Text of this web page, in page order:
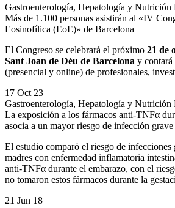
Gastroenterología, Hepatología y Nutrición
Más de 1.100 personas asistirán al «IV
Eosinofílica (EoE)» de Barcelona
El Congreso se celebrará el próximo 21 de
Sant Joan de Déu de Barcelona y
(presencial y online) de profesionales,
17 Oct 23
Gastroenterología, Hepatología y Nutrición
La exposición a los fármacos anti-TNFα
asocia a un mayor riesgo de infección
El estudio comparó el riesgo de infecciones
madres con enfermedad inflamatoria
anti-TNFα durante el embarazo, con el
no tomaron estos fármacos durante la
21 Jun 18